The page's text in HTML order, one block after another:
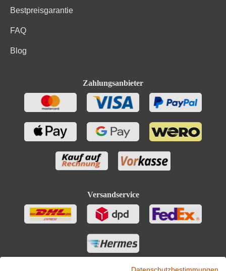
Bestpreisgarantie
FAQ
Blog
Zahlungsanbieter
Versandservice